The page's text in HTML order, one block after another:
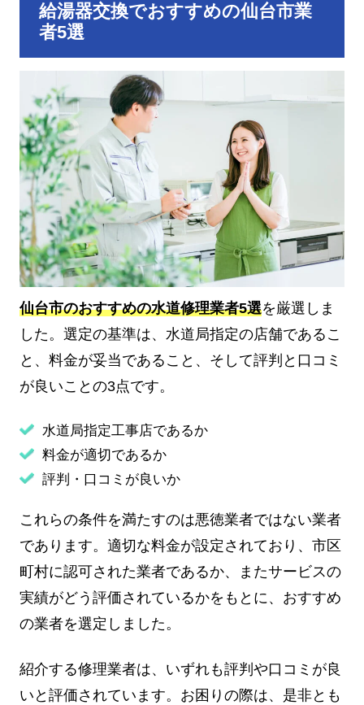
給湯器交換でおすすめの仙台市業
者5選
仙台市のおすすめの水道修理業者5選を厳選しま
した。選定の基準は、水道局指定の店舗であるこ
と、料金が妥当であること、そして評判と口コミ
が良いことの3点です。
水道局指定工事店であるか
料金が適切であるか
評判・口コミが良いか
これらの条件を満たすのは悪徳業者ではない業者
であります。適切な料金が設定されており、市区
町村に認可された業者であるか、またサービスの
実績がどう評価されているかをもとに、おすすめ
の業者を選定しました。
紹介する修理業者は、いずれも評判や口コミが良
いと評価されています。お困りの際は、是非とも